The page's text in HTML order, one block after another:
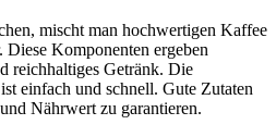
mischt man hochwertigen Kaffee
Komponenten ergeben
reichhaltiges Getränk. Die
ist einfach und schnell. Gute Zutaten
Nährwert zu garantieren.